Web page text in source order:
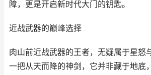
障，更是开启新时代大门的钥匙。
近战武器的巅峰选择
肉山前近战武器的王者，无疑属于星怒
一把从天而降的神剑，它并非藏于地底